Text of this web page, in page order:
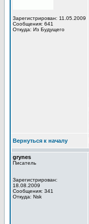
Зарегистрирован: 11.05.2009
Сообщения: 641
Откуда: Из Будущего
Вернуться к началу
grynes
Писатель
Зарегистрирован:
18.08.2009
Сообщения: 341
Откуда: Nsk